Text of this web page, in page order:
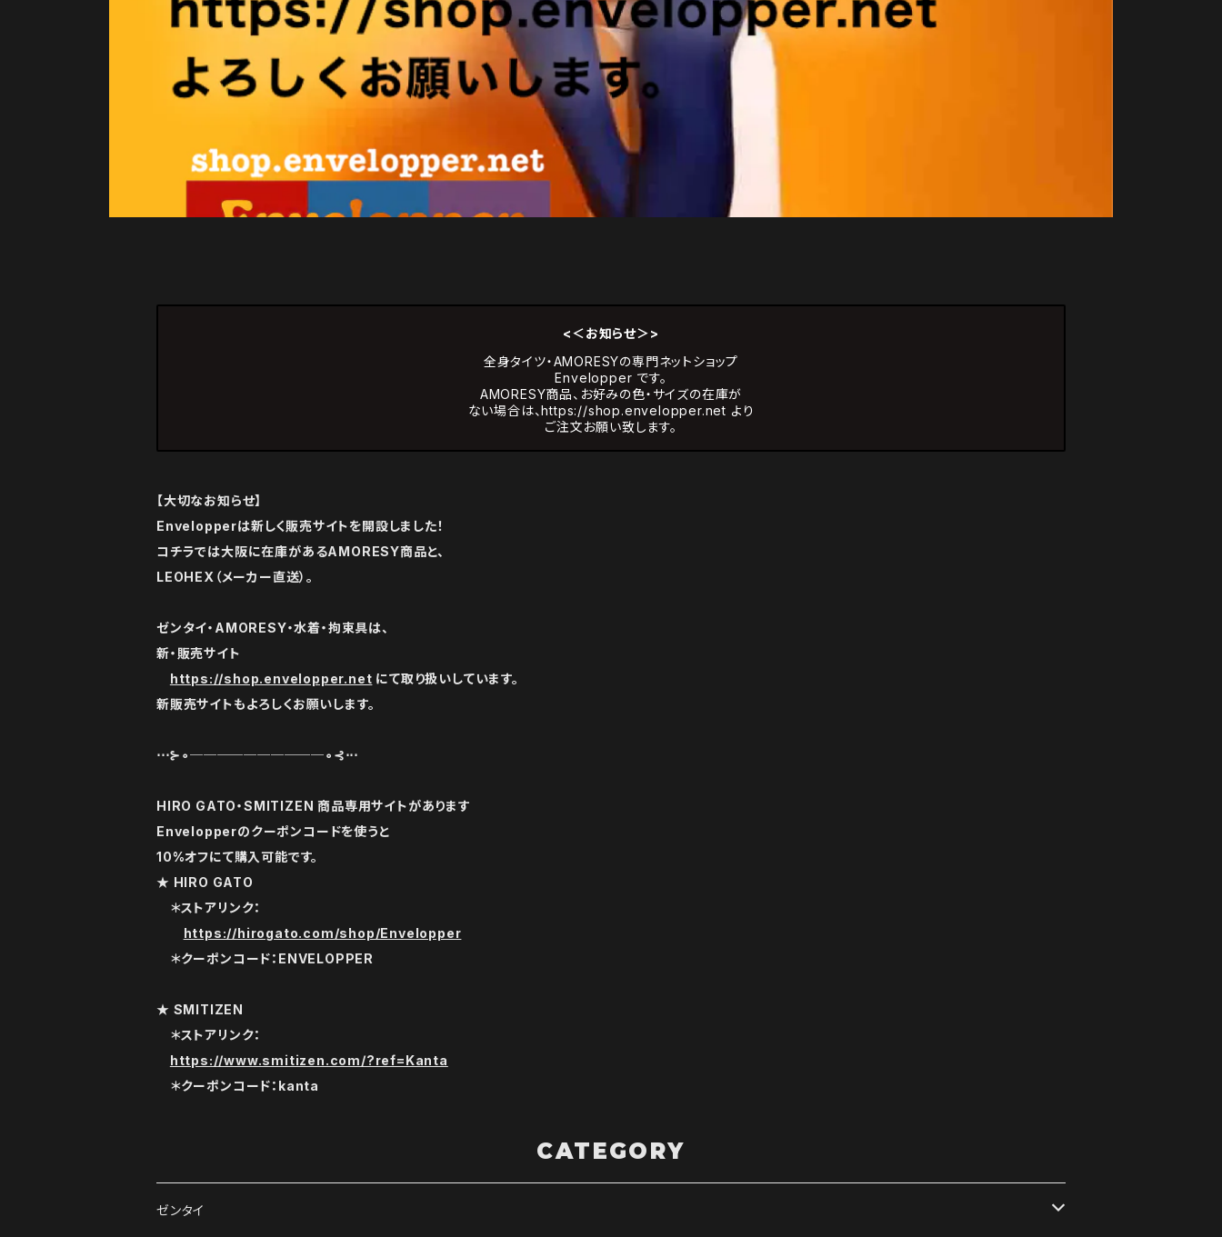
<＜お知らせ＞>
全身タイツ・AMORESYの専門ネットショップ
Envelopper です。
AMORESY商品、お好みの色・サイズの在庫が
ない場合は、https://shop.envelopper.net より
ご注文お願い致します。
【大切なお知らせ】
Envelopperは新しく販売サイトを開設しました！
コチラでは大阪に在庫があるAMORESY商品と、
LEOHEX（メーカー直送）。
ゼンタイ・AMORESY・水着・拘束具は、
新・販売サイト
https://shop.envelopper.net にて取り扱いしています。
新販売サイトもよろしくお願いします。
⋅⋅⋅⊱∘──────────∘⊰⋅⋅⋅
HIRO GATO・SMITIZEN 商品専用サイトがあります
Envelopperのクーポンコードを使うと
10%オフにて購入可能です。
★ HIRO GATO
＊ストアリンク：
https://hirogato.com/shop/Envelopper
＊クーポンコード：ENVELOPPER
★ SMITIZEN
＊ストアリンク：
https://www.smitizen.com/?ref=Kanta
＊クーポンコード：kanta
CATEGORY
ゼンタイ